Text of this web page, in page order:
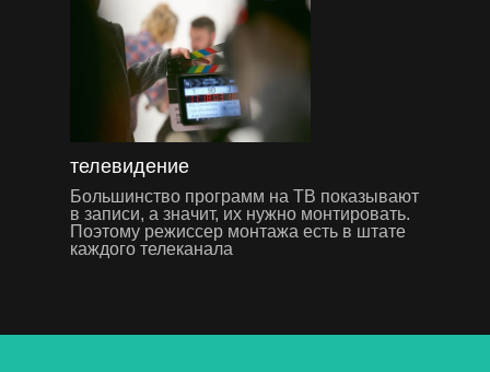
телевидение
Большинство программ на ТВ показывают
в записи, а значит, их нужно монтировать.
Поэтому режиссер монтажа есть в штате
каждого телеканала